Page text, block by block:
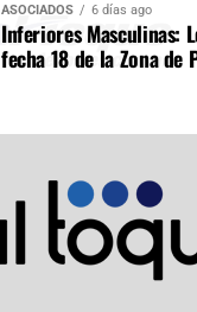
ASOCIADOS 6 días ago
Inferiores Masculinas:
fecha 18 de la Zona de